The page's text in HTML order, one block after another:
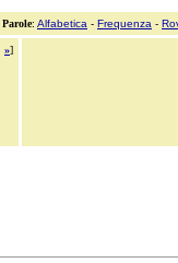
Parole: Alfabetica - Frequenza -
»]